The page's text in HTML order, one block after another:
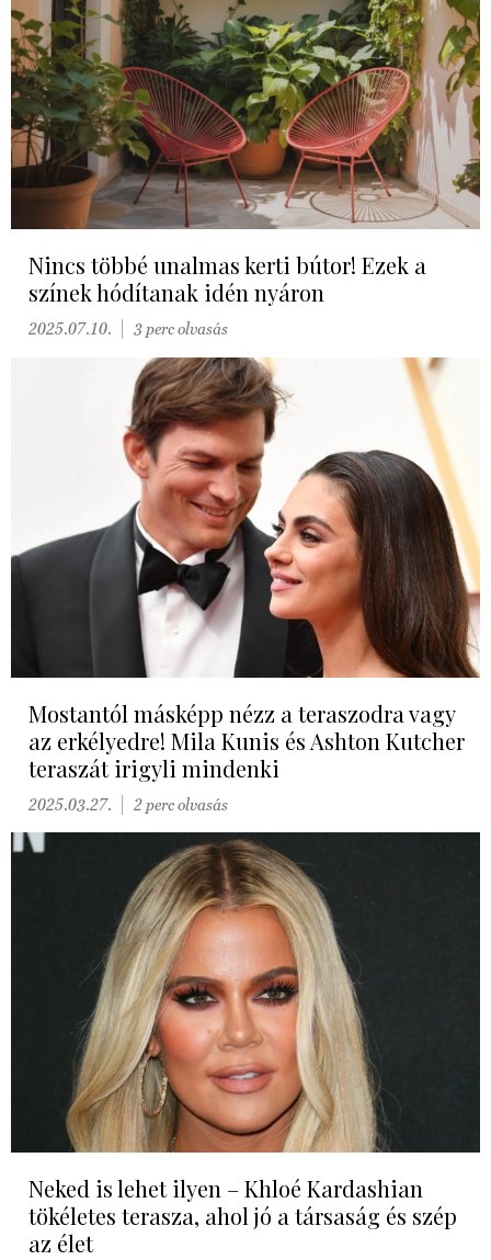
Nincs többé unalmas kerti bútor! Ezek a
színek hódítanak idén nyáron
2025.07.10. 3 perc olvasás
Mostantól másképp nézz a teraszodra vagy
az erkélyedre! Mila Kunis és Ashton Kutcher
teraszát irigyli mindenki
2025.03.27. 2 perc olvasás
Neked is lehet ilyen – Khloé Kardashian
tökéletes terasza, ahol jó a társaság és szép
az élet